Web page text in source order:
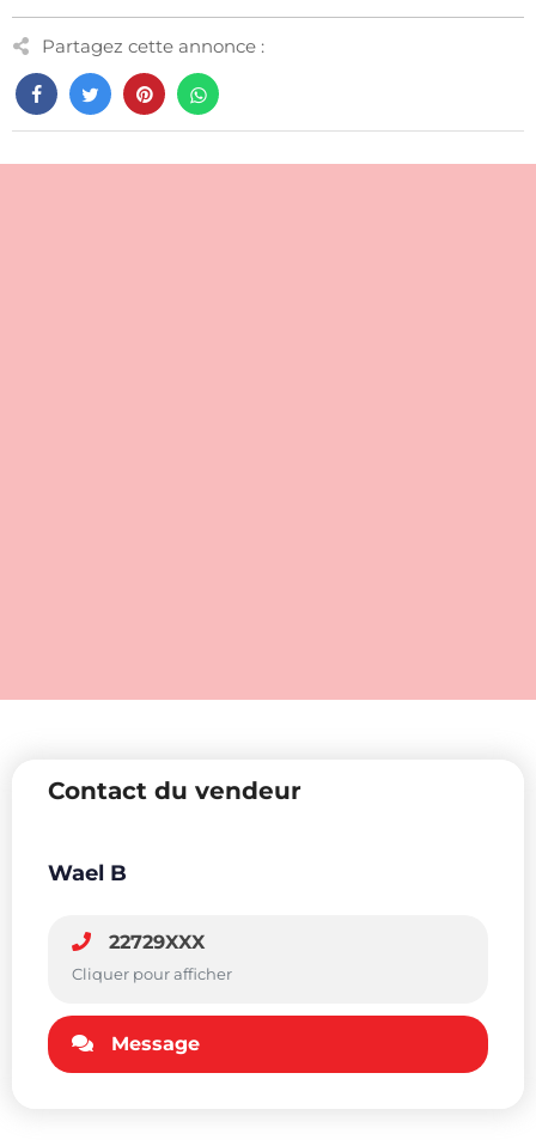
Partagez cette annonce :
Contact du vendeur
Wael B
22729XXX
Cliquer pour afficher
Message